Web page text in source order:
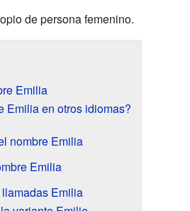
de persona femenino.
Emilia
Emilia en otros idiomas?
nombre Emilia
Emilia
Emilia